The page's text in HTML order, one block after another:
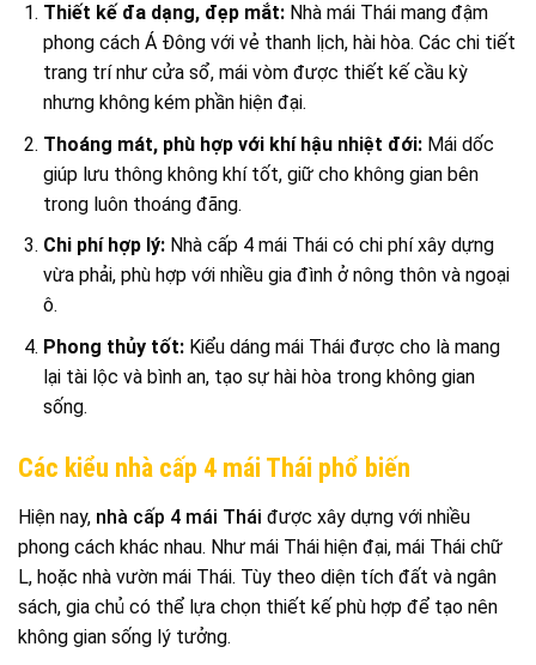
Thiết kế đa dạng, đẹp mắt:Nhà mái Thái mang đậm
phong cách Á Đông với vẻ thanh lịch, hài hòa. Các chi tiết
trang trí như cửa sổ, mái vòm được thiết kế cầu kỳ
nhưng không kém phần hiện đại.
Thoáng mát, phù hợp với khí hậu nhiệt đới:Mái dốc
giúp lưu thông không khí tốt, giữ cho không gian bên
trong luôn thoáng đãng.
Chi phí hợp lý:Nhà cấp 4 mái Thái có chi phí xây dựng
vừa phải, phù hợp với nhiều gia đình ở nông thôn và ngoại
ô.
Phong thủy tốt:Kiểu dáng mái Thái được cho là mang
lại tài lộc và bình an, tạo sự hài hòa trong không gian
sống.
Các kiểu nhà cấp 4 mái Thái phổ biến
Hiện nay, nhà cấp 4 mái Thái được xây dựng với nhiều
phong cách khác nhau. Như mái Thái hiện đại, mái Thái chữ
L, hoặc nhà vườn mái Thái. Tùy theo diện tích đất và ngân
sách, gia chủ có thể lựa chọn thiết kế phù hợp để tạo nên
không gian sống lý tưởng.